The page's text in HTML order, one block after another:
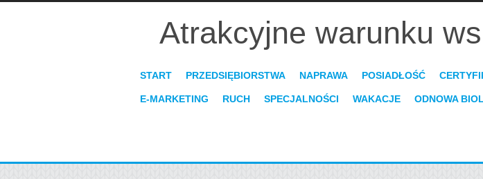
Atrakcyjne warunku
START PRZEDSIĘBIORSTWA NAPRAWA POSIADŁOŚĆ
E-MARKETING RUCH SPECJALNOŚCI WAKACJE ODNOWA